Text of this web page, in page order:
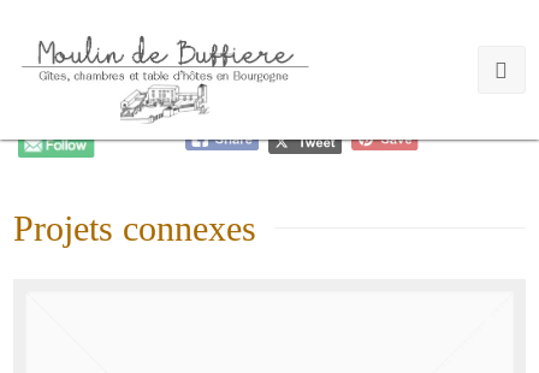
Please follow and like us:
Projets connexes